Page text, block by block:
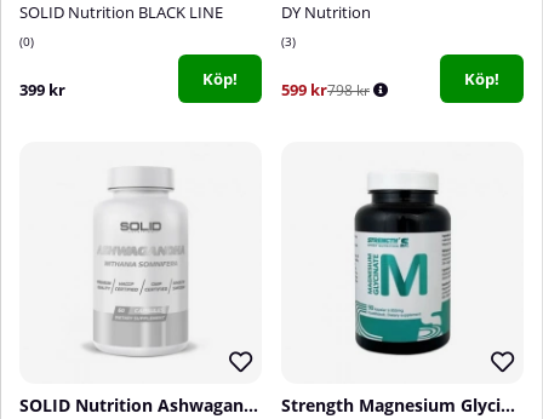
SOLID Nutrition BLACK LINE
0
399 kr Köp!
DY Nutrition
3
599 kr798 kr
Köp!
SOLID Nutrition Ashwagandha, 60 caps Strength Magnesium Glycinate, 90 caps